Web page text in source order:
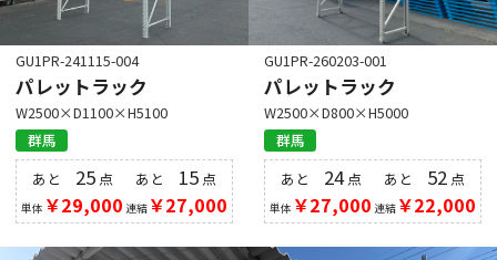
GU1PR-241115-004
パレットラック
W2500×D1100×H5100
群馬
あと 25点
単体 ￥29,000
あと 15 点
連結￥27,000
GU1PR-260203-001
パレットラック
W2500×D800×H5000
群馬
あと 24点
単体 ￥27,000
あと 52 点
連結￥22,000